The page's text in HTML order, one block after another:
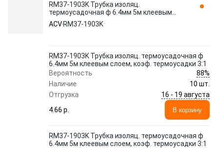
RM37-1903K Трубка изоляц.
термоусадочная ф 6.4мм 5м клеевым
слоем, коэф. термоусадки 3:1 ACV
ACV RM37-1903K
RM37-1903K Трубка изоляц. термоусадочная ф
6.4мм 5м клеевым слоем, коэф. термоусадки 3:1
Вероятность
88%
Наличие
10 шт.
Отгрузка
16 - 19 августа
4.66 p.
В корзину
RM37-1903K Трубка изоляц. термоусадочная ф
6.4мм 5м клеевым слоем, коэф. термоусадки 3:1